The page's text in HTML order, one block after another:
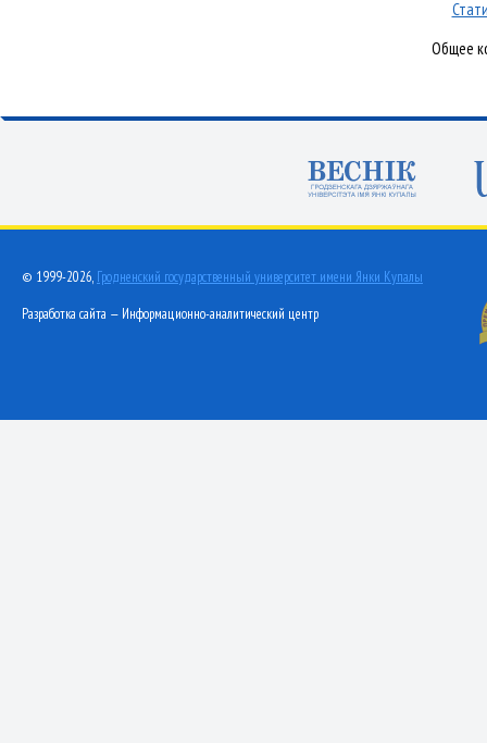
Общее
© 1999-2026, Гродненский государственный университет имени Янки Купалы
Разработка сайта — Информационно-аналитический центр